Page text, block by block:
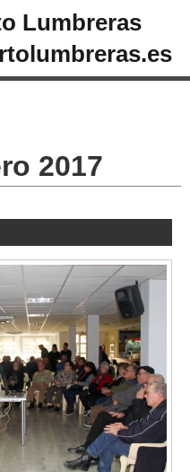
Lumbreras
2017